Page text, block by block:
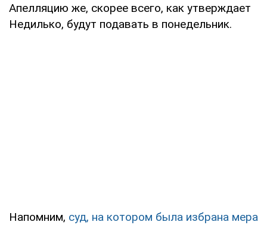
Апелляцию же, скорее всего, как утверждает
Недилько, будут подавать в понедельник.
Напомним, суд, на котором была избрана мера